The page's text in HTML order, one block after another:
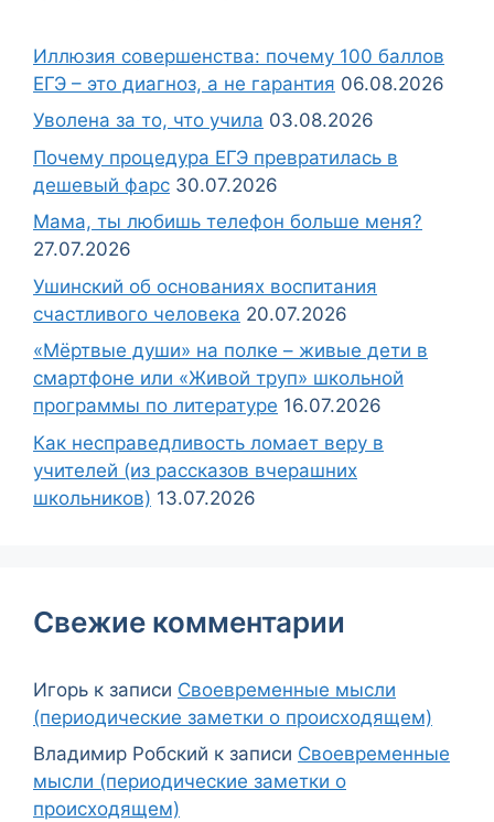
Иллюзия совершенства: почему 100 баллов
ЕГЭ – это диагноз, а не гарантия 06.08.2026
Уволена за то, что учила 03.08.2026
Почему процедура ЕГЭ превратилась в
дешевый фарс 30.07.2026
Мама, ты любишь телефон больше меня?
27.07.2026
Ушинский об основаниях воспитания
счастливого человека 20.07.2026
«Мёртвые души» на полке – живые дети в
смартфоне или «Живой труп» школьной
программы по литературе 16.07.2026
Как несправедливость ломает веру в
учителей (из рассказов вчерашних
школьников) 13.07.2026
Свежие комментарии
Игорь к записи Своевременные мысли
(периодические заметки о происходящем)
Владимир Робский к записи Своевременные
мысли (периодические заметки о
происходящем)